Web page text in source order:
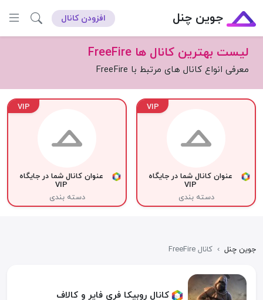
جوین چنل افزودن کانال
لیست بهترین کانال ها FreeFire
معرفی انواع کانال های مرتبط با FreeFire
VIP
عنوان کانال شما در جایگاه
VIP
دسته بندی
VIP
عنوان کانال شما در جایگاه
VIP
دسته بندی
جوین چنل › کانال FreeFire
کانال روبیکا فری فایر و کالاف